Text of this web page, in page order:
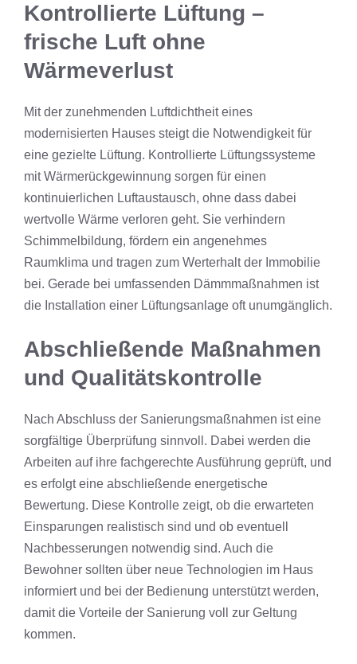
Kontrollierte Lüftung –
frische Luft ohne
Wärmeverlust
Mit der zunehmenden Luftdichtheit eines
modernisierten Hauses steigt die Notwendigkeit für
eine gezielte Lüftung. Kontrollierte Lüftungssysteme
mit Wärmerückgewinnung sorgen für einen
kontinuierlichen Luftaustausch, ohne dass dabei
wertvolle Wärme verloren geht. Sie verhindern
Schimmelbildung, fördern ein angenehmes
Raumklima und tragen zum Werterhalt der Immobilie
bei. Gerade bei umfassenden Dämmmaßnahmen ist
die Installation einer Lüftungsanlage oft unumgänglich.
Abschließende Maßnahmen
und Qualitätskontrolle
Nach Abschluss der Sanierungsmaßnahmen ist eine
sorgfältige Überprüfung sinnvoll. Dabei werden die
Arbeiten auf ihre fachgerechte Ausführung geprüft, und
es erfolgt eine abschließende energetische
Bewertung. Diese Kontrolle zeigt, ob die erwarteten
Einsparungen realistisch sind und ob eventuell
Nachbesserungen notwendig sind. Auch die
Bewohner sollten über neue Technologien im Haus
informiert und bei der Bedienung unterstützt werden,
damit die Vorteile der Sanierung voll zur Geltung
kommen.